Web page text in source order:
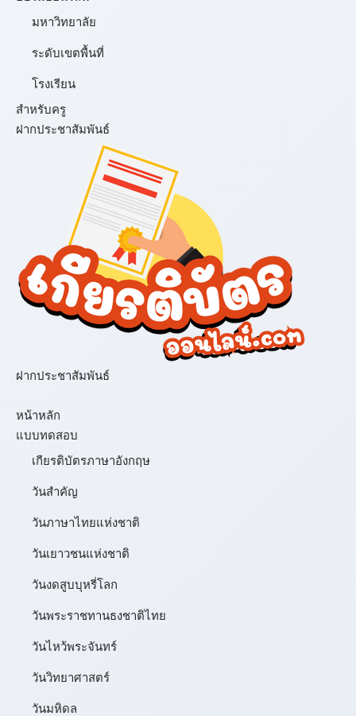
มหาวิทยาลัย
ระดับเขตพื้นที่
โรงเรียน
สำหรับครู
ฝากประชาสัมพันธ์
ฝากประชาสัมพันธ์
หน้าหลัก
แบบทดสอบ
เกียรติบัตรภาษาอังกฤษ
วันสำคัญ
วันภาษาไทยแห่งชาติ
วันเยาวชนแห่งชาติ
วันงดสูบบุหรี่โลก
วันพระราชทานธงชาติไทย
วันไหว้พระจันทร์​
วันวิทยาศาสตร์
วันมหิดล